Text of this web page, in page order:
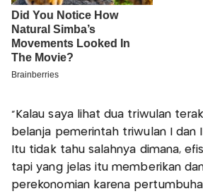
"Kalau saya lihat dua triwulan
belanja pemerintah triwulan I dan
Itu tidak tahu salahnya dimana,
tapi yang jelas itu memberikan
perekonomian karena